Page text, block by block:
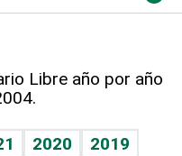
Libre año por año
2020
2019